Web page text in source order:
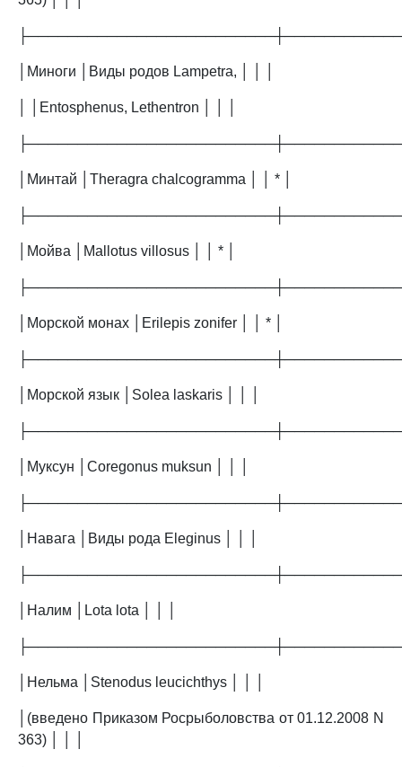
│Миноги │Виды родов Lampetra, │ │ │
│ │Entosphenus, Lethentron │ │ │
│Минтай │Theragra chalcogramma │ │ * │
│Мойва │Mallotus villosus │ │ * │
│Морской монах │Erilepis zonifer │ │ * │
│Морской язык │Solea laskaris │ │ │
│Муксун │Coregonus muksun │ │ │
│Навага │Виды рода Eleginus │ │ │
│Налим │Lota lota │ │ │
│Нельма │Stenodus leucichthys │ │ │
│(введено Приказом Росрыболовства от 01.12.2008 N
363) │ │ │